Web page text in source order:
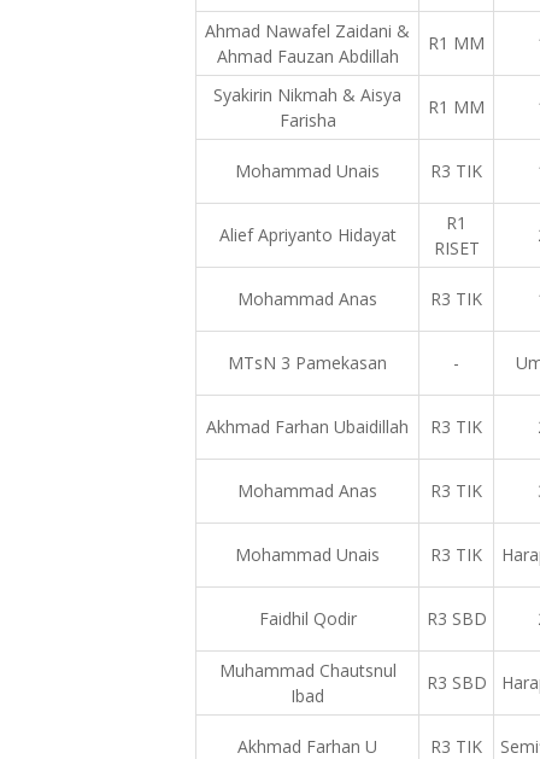
Ahmad Nawafel Zaidani &
Ahmad Fauzan Abdillah
R1 MM
Syakirin Nikmah & Aisya
Farisha
R1 MM
Mohammad Unais R3 TIK
Alief Apriyanto Hidayat
R1
RISET
Mohammad Anas R3 TIK
MTsN 3 Pamekasan -
Akhmad Farhan Ubaidillah R3 TIK
Mohammad Anas R3 TIK
Mohammad Unais R3 TIK
Faidhil Qodir R3 SBD
Muhammad Chautsnul
Ibad
R3 SBD
Akhmad Farhan U R3 TIK